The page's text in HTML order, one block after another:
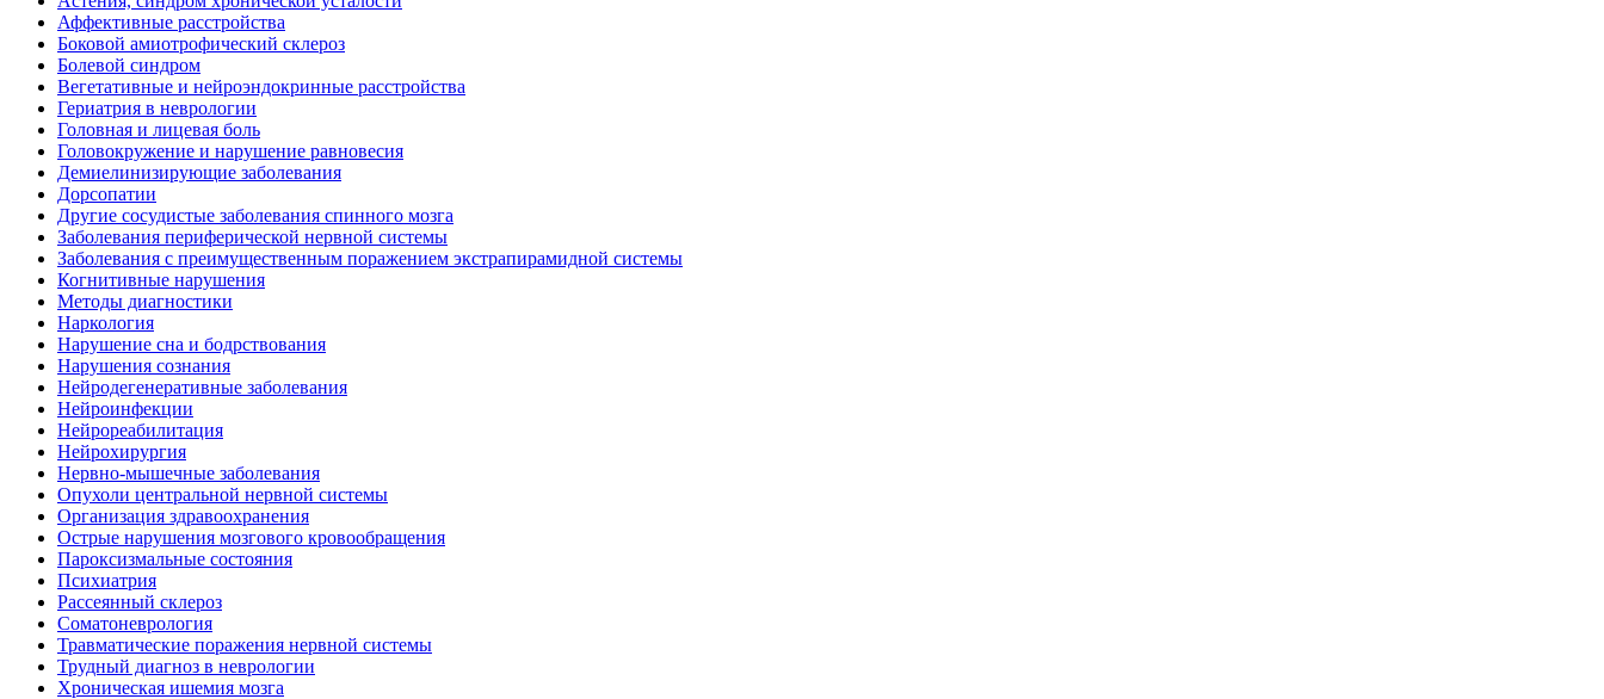
Аффективные расстройства
Боковой амиотрофический склероз
Болевой синдром
Вегетативные и нейроэндокринные расстройства
Гериатрия в неврологии
Головная и лицевая боль
Головокружение и нарушение равновесия
Демиелинизирующие заболевания
Дорсопатии
Другие сосудистые заболевания спинного мозга
Заболевания периферической нервной системы
Заболевания с преимущественным поражением экстрапирамидной системы
Когнитивные нарушения
Методы диагностики
Наркология
Нарушение сна и бодрствования
Нарушения сознания
Нейродегенеративные заболевания
Нейроинфекции
Нейрореабилитация
Нейрохирургия
Нервно-мышечные заболевания
Опухоли центральной нервной системы
Организация здравоохранения
Острые нарушения мозгового кровообращения
Пароксизмальные состояния
Психиатрия
Рассеянный склероз
Соматоневрология
Травматические поражения нервной системы
Трудный диагноз в неврологии
Хроническая ишемия мозга